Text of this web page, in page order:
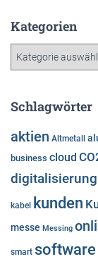
h
Kategorien
g
r
i
e
Schlagwörter
aktien Altmetall
business cloud
digitalisierung
kabel kunden
messe Messing
smart software